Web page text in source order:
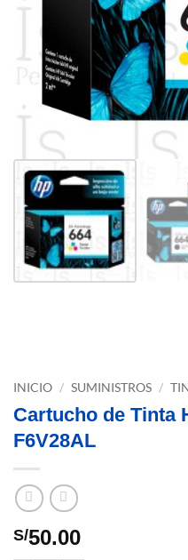
INICIO / SUMINISTROS /
Cartucho de Tinta
F6V28AL
S/50.00